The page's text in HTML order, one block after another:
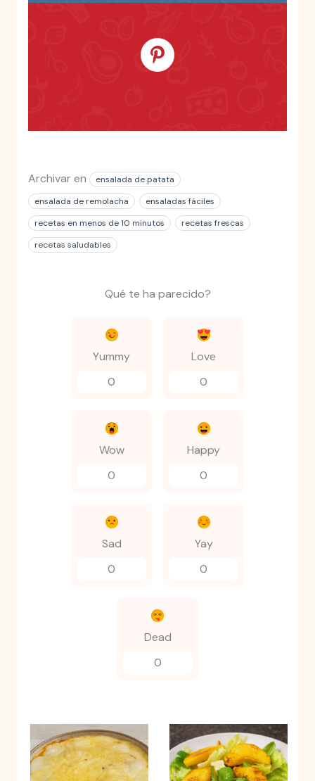
Archivar en
ensalada de patata
ensalada de remolacha
ensaladas fáciles
recetas en menos de 10 minutos
recetas frescas
recetas saludables
Qué te ha parecido?
Yummy
0
Love
0
Wow
0
Happy
0
Sad
0
Yay
0
Dead
0